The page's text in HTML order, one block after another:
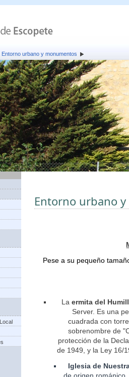
Entorno urbano y monumentos
Entorno urbano
Pese a su pequeño
La ermita del
Server. Es una
cuadrada con
sobrenombre de
protección de la
de 1949, y la Ley 16/
Iglesia de